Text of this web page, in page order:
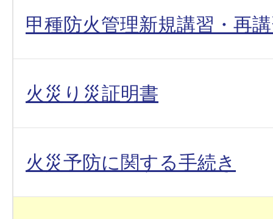
甲種防火管理新規講習・再
火災り災証明書
火災予防に関する手続き